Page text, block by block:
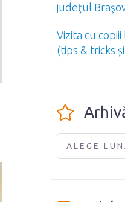
judeţul
Vizita cu copiii
(tips & tricks
ALEGE